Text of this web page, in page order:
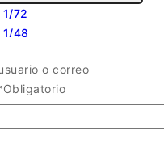
1/72
1/48
1/32
o correo
Obligatorio